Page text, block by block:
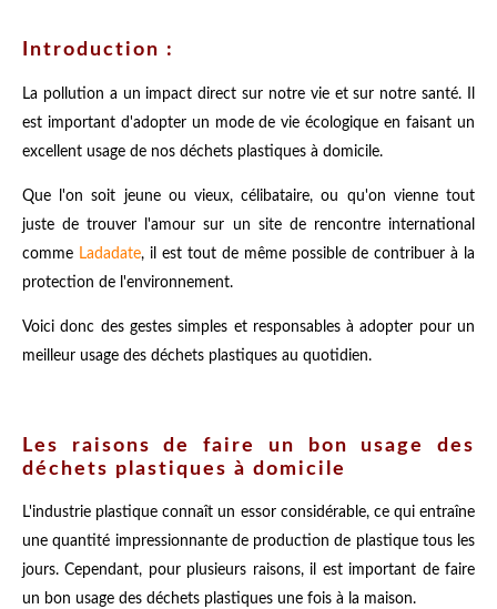
Introduction :
La pollution a un impact direct sur notre vie et sur notre santé. Il
est important d'adopter un mode de vie écologique en faisant un
excellent usage de nos déchets plastiques à domicile.
Que l'on soit jeune ou vieux, célibataire, ou qu'on vienne tout
juste de trouver l'amour sur un site de rencontre international
comme Ladadate, il est tout de même possible de contribuer à la
protection de l'environnement.
Voici donc des gestes simples et responsables à adopter pour un
meilleur usage des déchets plastiques au quotidien.
Les raisons de faire un bon usage des
déchets plastiques à domicile
L'industrie plastique connaît un essor considérable, ce qui entraîne
une quantité impressionnante de production de plastique tous les
jours. Cependant, pour plusieurs raisons, il est important de faire
un bon usage des déchets plastiques une fois à la maison.